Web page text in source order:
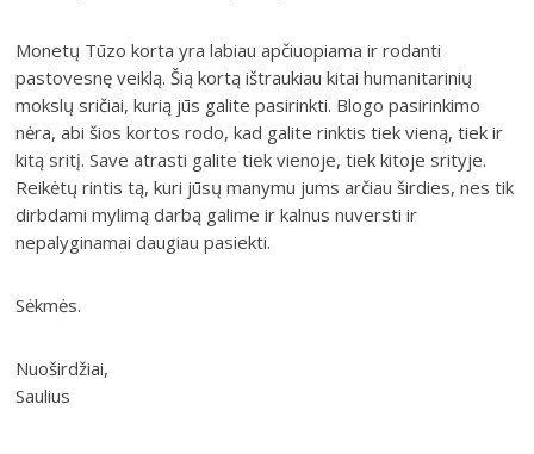
Monetų Tūzo korta yra labiau apčiuopiama ir rodanti
pastovesnę veiklą. Šią kortą ištraukiau kitai humanitarinių
mokslų sričiai, kurią jūs galite pasirinkti. Blogo pasirinkimo
nėra, abi šios kortos rodo, kad galite rinktis tiek vieną, tiek ir
kitą sritį. Save atrasti galite tiek vienoje, tiek kitoje srityje.
Reikėtų rintis tą, kuri jūsų manymu jums arčiau širdies, nes tik
dirbdami mylimą darbą galime ir kalnus nuversti ir
nepalyginamai daugiau pasiekti.
Sėkmės.
Nuoširdžiai,
Saulius